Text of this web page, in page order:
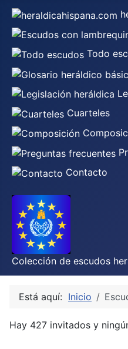
Todo
Cuarteles
Contacto
Colección de escudos
Está aquí: Inicio
Hay 427 invitados y